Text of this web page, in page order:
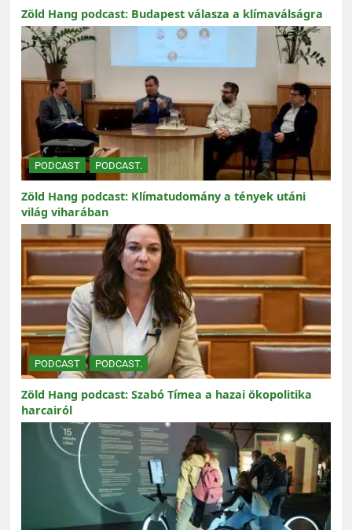
Zöld Hang podcast: Budapest válasza a klímaválságra
PODCAST PODCAST.
Zöld Hang podcast: Klímatudomány a tények utáni
világ viharában
PODCAST PODCAST.
Zöld Hang podcast: Szabó Tímea a hazai ökopolitika
harcairól